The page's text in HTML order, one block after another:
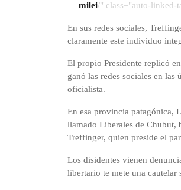
— milei/" class="auto-linked-
En sus redes sociales,
claramente este individuo
El propio Presidente replicó
ganó las redes sociales en
oficialista.
En esa provincia patagónica,
llamado Liberales de Chubut,
Treffinger, quien preside el
Los disidentes vienen
libertario te mete una cautelar